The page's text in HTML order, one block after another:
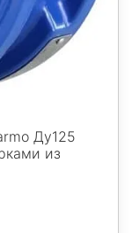
Ду125
из